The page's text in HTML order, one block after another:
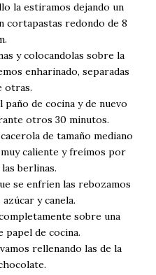
la estiramos dejando un
cortapastas redondo de 8
y colocandolas sobre la
enharinado, separadas
otras.
de cocina y de nuevo
otros 30 minutos.
de tamaño mediano
caliente y freímos por
berlinas.
se enfríen las rebozamos
y canela.
sobre una
papel de cocina.
rellenando las de la